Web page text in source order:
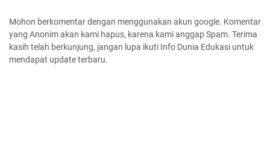
Mohon berkomentar dengan menggunakan akun google. Komentar
yang Anonim akan kami hapus, karena kami anggap Spam. Terima
kasih telah berkunjung, jangan lupa ikuti Info Dunia Edukasi untuk
mendapat update terbaru.